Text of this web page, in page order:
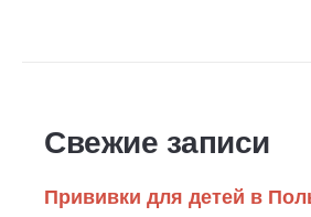
Свежие записи
Прививки для детей в